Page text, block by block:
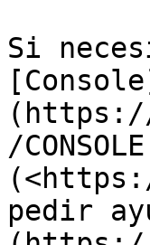
Si
(https://
/
pedir